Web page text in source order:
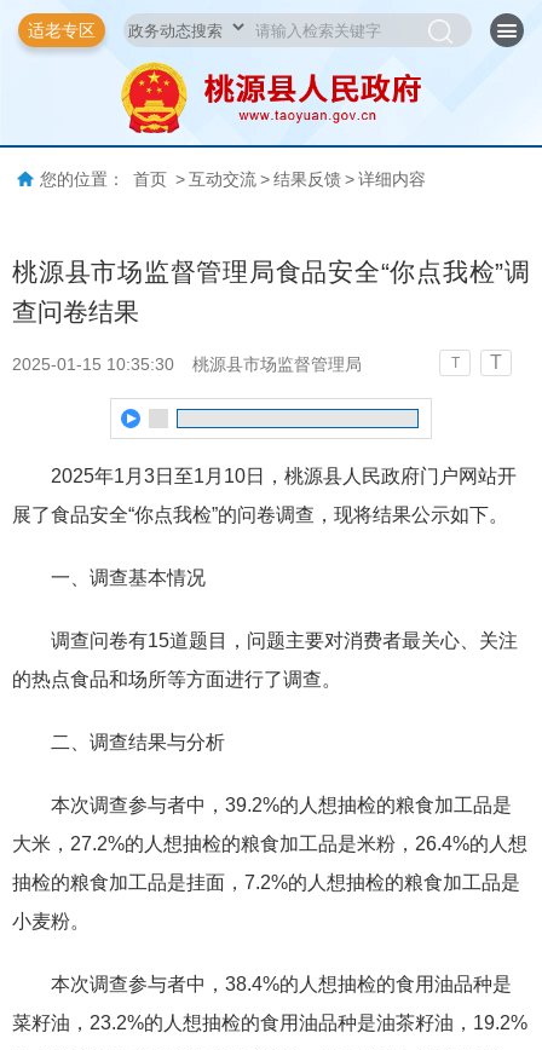
适老专区
您的位置： 首页 > 互动交流 > 结果反馈 > 详细内容
桃源县市场监督管理局食品安全“你点我检”调
查问卷结果
2025-01-15 10:35:30 桃源县市场监督管理局 T T
2025年1月3日至1月10日，桃源县人民政府门户网站开
展了食品安全“你点我检”的问卷调查，现将结果公示如下。
一、调查基本情况
调查问卷有15道题目，问题主要对消费者最关心、关注
的热点食品和场所等方面进行了调查。
二、调查结果与分析
本次调查参与者中，39.2%的人想抽检的粮食加工品是
大米，27.2%的人想抽检的粮食加工品是米粉，26.4%的人想
抽检的粮食加工品是挂面，7.2%的人想抽检的粮食加工品是
小麦粉。
本次调查参与者中，38.4%的人想抽检的食用油品种是
菜籽油，23.2%的人想抽检的食用油品种是油茶籽油，19.2%